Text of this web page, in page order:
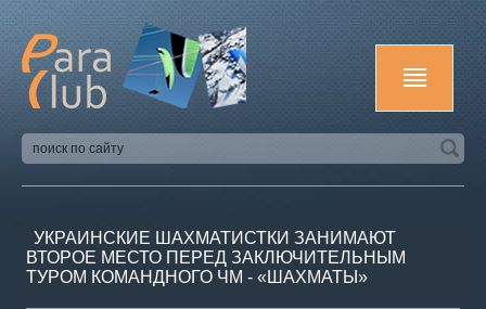
УКРАИНСКИЕ ШАХМАТИСТКИ ЗАНИМАЮТ
ВТОРОЕ МЕСТО ПЕРЕД ЗАКЛЮЧИТЕЛЬНЫМ
ТУРОМ КОМАНДНОГО ЧМ - «ШАХМАТЫ»